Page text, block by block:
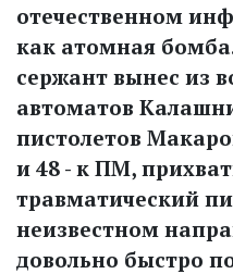
отечественном
как атомная
сержант вынес из
автоматов
пистолетов
и 48 - к ПМ,
травматический
неизвестном
довольно быстро